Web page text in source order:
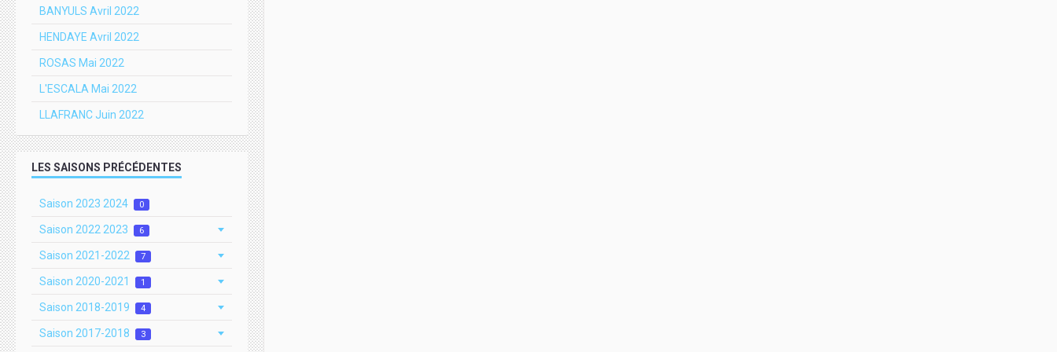
BANYULS Avril 2022
HENDAYE Avril 2022
ROSAS Mai 2022
L'ESCALA Mai 2022
LLAFRANC Juin 2022
LES SAISONS PRÉCÉDENTES
Saison 2023 2024 0
Saison 2022 2023 6
Saison 2021-2022 7
Saison 2020-2021 1
Saison 2018-2019 4
Saison 2017-2018 3